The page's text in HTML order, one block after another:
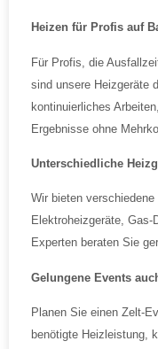
Heizen für Profis auf
Für Profis, die
sind unsere Heizgeräte
kontinuierliches
Ergebnisse ohne
Unterschiedliche
Wir bieten
Elektroheizgeräte, Gas-
Experten beraten Sie
Gelungene Events
Planen Sie einen Zelt-
benötigte Heizleistung,